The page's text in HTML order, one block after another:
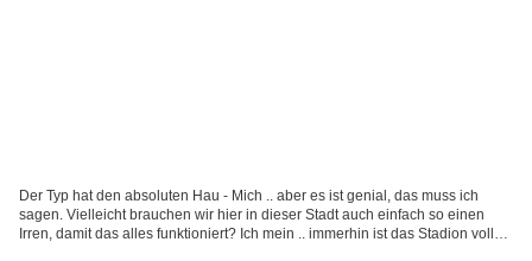
Der Typ hat den absoluten Hau - Mich .. aber es ist genial, das muss ich
sagen. Vielleicht brauchen wir hier in dieser Stadt auch einfach so einen
Irren, damit das alles funktioniert? Ich mein .. immerhin ist das Stadion voll